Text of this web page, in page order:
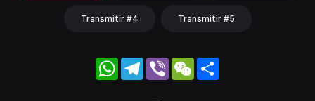
Transmitir #4 Transmitir #5
WhatsApp
Telegram
Viber WeChat